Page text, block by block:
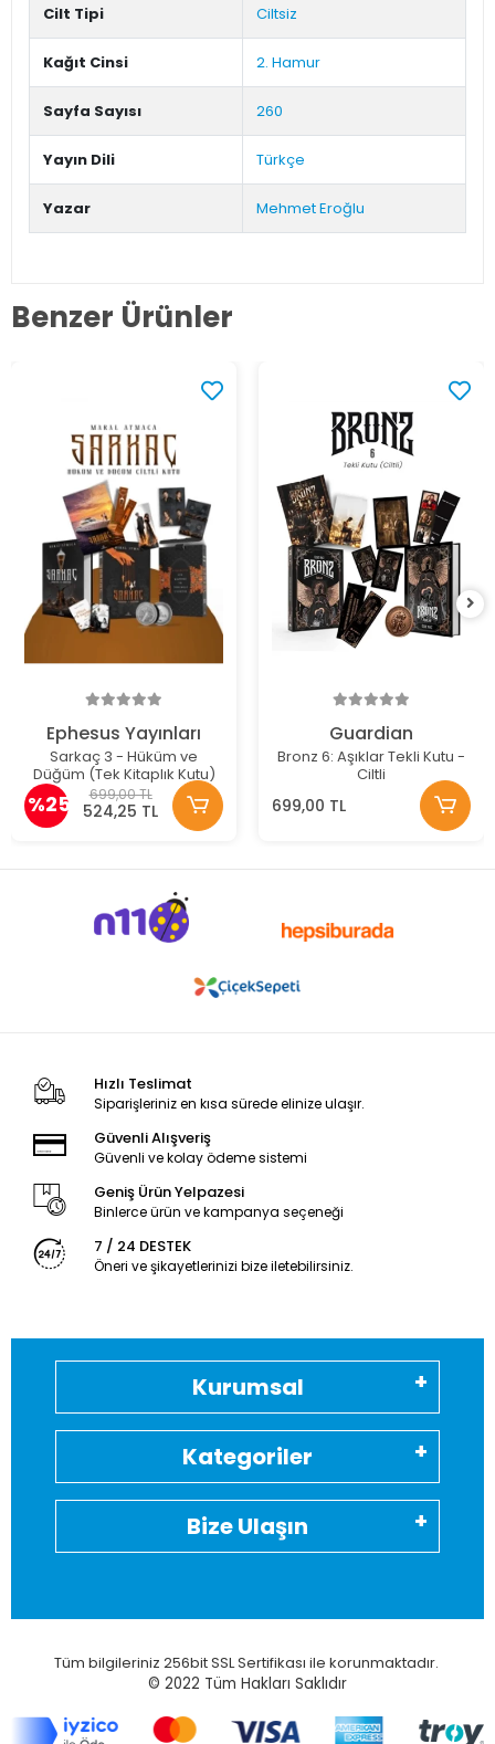
Cilt Tipi Ciltsiz
Kağıt Cinsi 2. Hamur
Sayfa Sayısı 260
Yayın Dili Türkçe
Yazar Mehmet Eroğlu
Benzer Ürünler
Ephesus Yayınları
Sarkaç 3 - Hüküm ve
Düğüm (Tek Kitaplık Kutu)
%25 699,00 TL
524,25 TL
Guardian
Bronz 6: Aşıklar Tekli Kutu -
Ciltli
699,00 TL
Hızlı Teslimat
Siparişleriniz en kısa sürede elinize ulaşır.
Güvenli Alışveriş
Güvenli ve kolay ödeme sistemi
Geniş Ürün Yelpazesi
Binlerce ürün ve kampanya seçeneği
7 / 24 DESTEK
Öneri ve şikayetlerinizi bize iletebilirsiniz.
Kurumsal
Kategoriler
Bize Ulaşın
Tüm bilgileriniz 256bit SSL Sertifikası ile korunmaktadır.
© 2022 Tüm Hakları Saklıdır